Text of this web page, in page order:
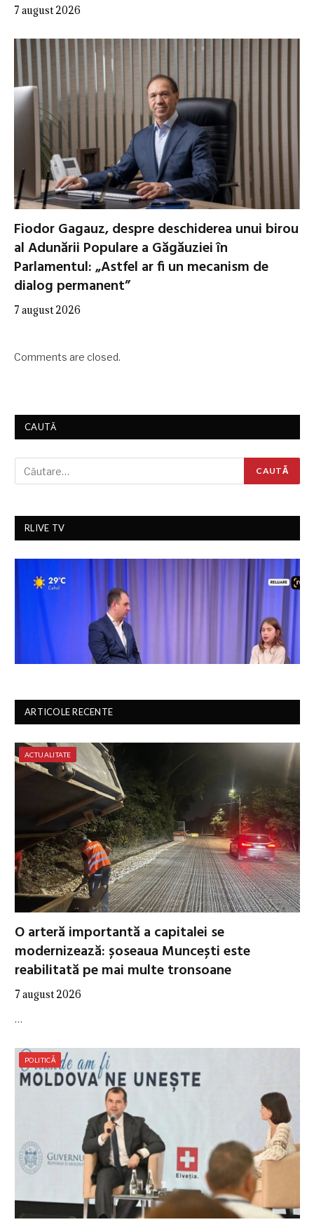
7 august 2026
Fiodor Gagauz, despre deschiderea unui birou
al Adunării Populare a Găgăuziei în
Parlamentul: „Astfel ar fi un mecanism de
dialog permanent”
7 august 2026
Comments are closed.
CAUTĂ
RLIVE TV
ARTICOLE RECENTE
ACTUALITATE
O arteră importantă a capitalei se
modernizează: șoseaua Muncești este
reabilitată pe mai multe tronsoane
7 august 2026
…
POLITICĂ